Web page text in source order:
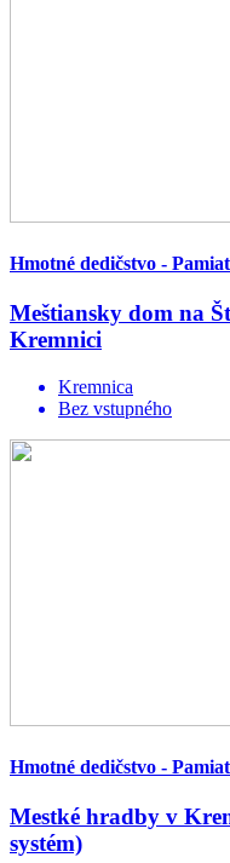
Hmotné dedičstvo -
Meštiansky dom na
Kremnici
Kremnica
Bez vstupného
Hmotné dedičstvo -
Mestké hradby v
systém)